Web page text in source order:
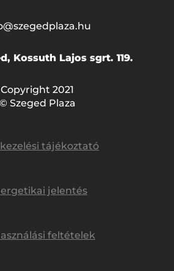
Kossuth Lajos sgrt. 119.
Copyright 2021
© Szeged Plaza
tájékoztató
jelentés
feltételek